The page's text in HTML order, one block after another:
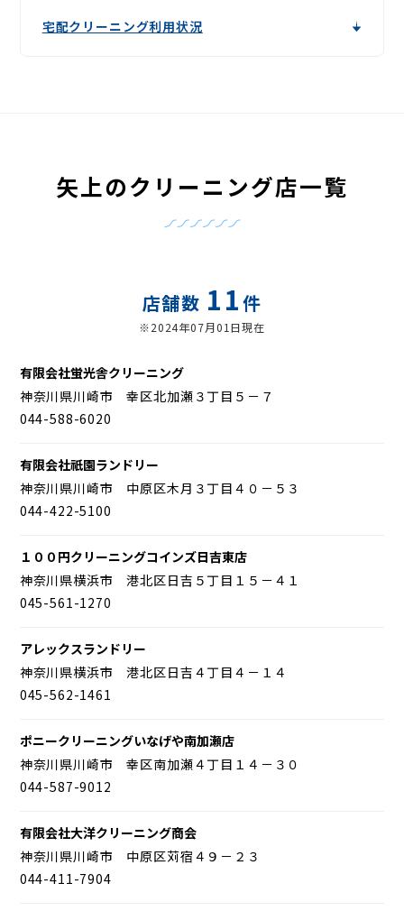
宅配クリーニング利用状況
矢上のクリーニング店一覧
店舗数 11件
※2024年07月01日現在
有限会社蛍光舎クリーニング
神奈川県川崎市 幸区北加瀬３丁目５－７
044-588-6020
有限会社祇園ランドリー
神奈川県川崎市 中原区木月３丁目４０－５３
044-422-5100
１００円クリーニングコインズ日吉東店
神奈川県横浜市 港北区日吉５丁目１５－４１
045-561-1270
アレックスランドリー
神奈川県横浜市 港北区日吉４丁目４－１４
045-562-1461
ポニークリーニングいなげや南加瀬店
神奈川県川崎市 幸区南加瀬４丁目１４－３０
044-587-9012
有限会社大洋クリーニング商会
神奈川県川崎市 中原区苅宿４９－２３
044-411-7904